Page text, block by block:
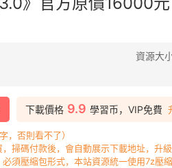
資源大小
下載價格 9.9 學習币，VIP免費
，否則看不了）
掃碼付款後，會自動展示下載地址，升級
須壓縮包形式，本站資源統一使用7z壓縮